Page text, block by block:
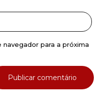
para a próxima